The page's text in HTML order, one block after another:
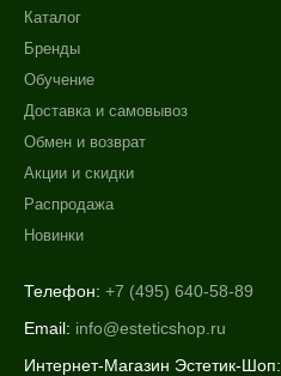
Каталог
Бренды
Обучение
Доставка и самовывоз
Обмен и возврат
Акции и скидки
Распродажа
Новинки
Телефон: +7 (495) 640-58-89
Email: info@esteticshop.ru
Интернет-Магазин Эстетик-Шоп: